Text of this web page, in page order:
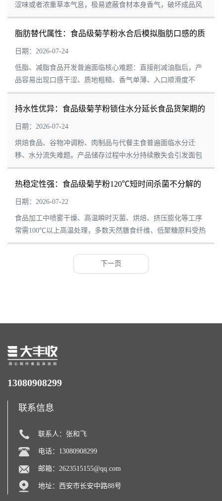
涩味或者浓重草本气息，极易遮蔽食材本身香气，破坏成品风
味平衡。精制食品级菊芋粉依托清淡柔和的感官特质，气味淡
雅、滋味中性，添加后不会抢占主体风味，...
脂肪替代属性：食品级菊芋粉水合后模拟脂肪口感的质
构特性
日期：2026-07-24
低脂、减脂食品开发普遍面临核心难题：直接削减油脂后，产
品容易出现口感干涩、质地粗糙、香气单薄、入口顺滑度不
足，难以复刻全脂产品醇厚丰润的感官体验。食品级精制菊芋
粉富含菊糖，充分水合之后能够形成连续的亲...
持水性优异：食品级菊芋粉锁住水分延长食品货架期的
特性
日期：2026-07-24
烘焙食品、谷物冲调粉、肉制品与代餐主食普遍面临水分迁
移、水分流失难题。产品储存过程中水分持续散失会引发面包
老化变硬、饼干发艮、馅料干结；而水分局部聚集又容易滋生
微生物，缩短货架周期。食品级精制菊芋粉凭...
热稳定性强：食品级菊芋粉120℃短时间杀菌不分解的
特性
日期：2026-07-22
食品加工中喷雾干燥、高温瞬时灭菌、烘焙、挤压膨化等工序
常需100℃以上高温处理，多数天然膳食纤维、低聚糖原料受热
易发生降解、焦化、活性损耗，直接降低产品功能性。食品级
精制菊芋粉依托天然复合多糖骨架与标准...
下一页
13080908299
联系信息
联系人：张和飞
电话：13080908299
邮箱： 2623515155@qq.com
地址：西安市长安中路88号